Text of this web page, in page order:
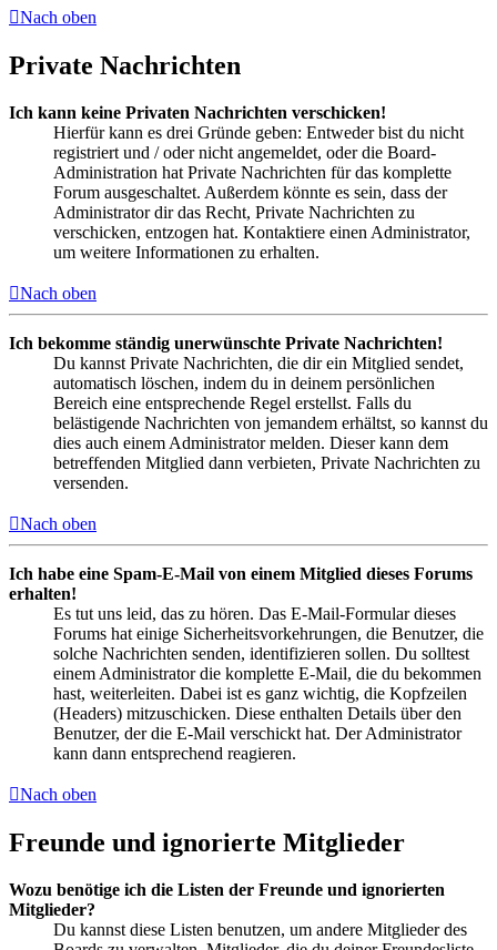
Nach oben
Private Nachrichten
Ich kann keine Privaten Nachrichten verschicken!
Hierfür kann es drei Gründe geben: Entweder bist du nicht
registriert und / oder nicht angemeldet, oder die Board-
Administration hat Private Nachrichten für das komplette
Forum ausgeschaltet. Außerdem könnte es sein, dass der
Administrator dir das Recht, Private Nachrichten zu
verschicken, entzogen hat. Kontaktiere einen Administrator,
um weitere Informationen zu erhalten.
Nach oben
Ich bekomme ständig unerwünschte Private Nachrichten!
Du kannst Private Nachrichten, die dir ein Mitglied sendet,
automatisch löschen, indem du in deinem persönlichen
Bereich eine entsprechende Regel erstellst. Falls du
belästigende Nachrichten von jemandem erhältst, so kannst du
dies auch einem Administrator melden. Dieser kann dem
betreffenden Mitglied dann verbieten, Private Nachrichten zu
versenden.
Nach oben
Ich habe eine Spam-E-Mail von einem Mitglied dieses Forums
erhalten!
Es tut uns leid, das zu hören. Das E-Mail-Formular dieses
Forums hat einige Sicherheitsvorkehrungen, die Benutzer, die
solche Nachrichten senden, identifizieren sollen. Du solltest
einem Administrator die komplette E-Mail, die du bekommen
hast, weiterleiten. Dabei ist es ganz wichtig, die Kopfzeilen
(Headers) mitzuschicken. Diese enthalten Details über den
Benutzer, der die E-Mail verschickt hat. Der Administrator
kann dann entsprechend reagieren.
Nach oben
Freunde und ignorierte Mitglieder
Wozu benötige ich die Listen der Freunde und ignorierten
Mitglieder?
Du kannst diese Listen benutzen, um andere Mitglieder des